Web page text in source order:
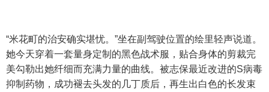
“米花町的治安确实堪忧。”坐在副驾驶位置的绘里轻声说道。
她今天穿着一套量身定制的黑色战术服，贴合身体的剪裁完
美勾勒出她纤细而充满力量的曲线。被志保最近改进的S病毒
抑制药物，成功褪去头发的几丁质后，再生出白色的长发束